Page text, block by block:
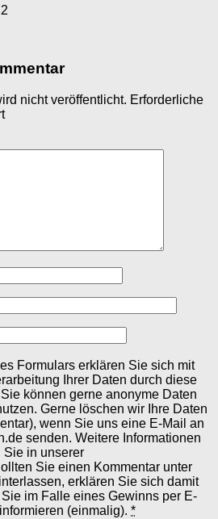
nicht veröffentlicht. Erforderliche
Formulars erklären Sie sich mit
Ihrer Daten durch diese
können gerne anonyme Daten
Gerne löschen wir Ihre Daten
wenn Sie uns eine E-Mail an
senden. Weitere Informationen
Sie in unserer
Sie einen Kommentar unter
erklären Sie sich damit
im Falle eines Gewinns per E-
(einmalig). *